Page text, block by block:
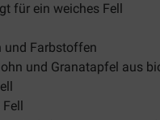
für ein weiches Fell
und Farbstoffen
und Granatapfel aus